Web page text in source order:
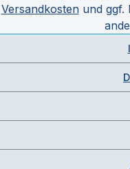
Versandkostenund ggf.